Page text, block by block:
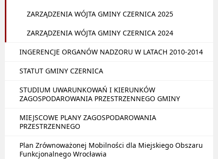
ZARZĄDZENIA WÓJTA GMINY CZERNICA 2025
ZARZĄDZENIA WÓJTA GMINY CZERNICA 2024
INGERENCJE ORGANÓW NADZORU W LATACH 2010-2014
STATUT GMINY CZERNICA
STUDIUM UWARUNKOWAŃ I KIERUNKÓW
ZAGOSPODAROWANIA PRZESTRZENNEGO GMINY
MIEJSCOWE PLANY ZAGOSPODAROWANIA
PRZESTRZENNEGO
Plan Zrównoważonej Mobilności dla Miejskiego Obszaru
Funkcjonalnego Wrocławia